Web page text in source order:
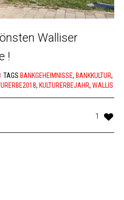
Walliser
!
TAGS BANKGEHEIMNISSE, BANKKULTUR,
, KULTURERBEJAHR, WALLIS
1